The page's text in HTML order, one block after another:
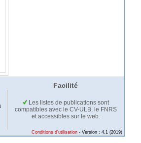
Facilité
Les listes de publications sont
compatibles avec le CV-ULB, le FNRS
et accessibles sur le web.
Conditions d'utilisation - Version : 4.1 (2019)